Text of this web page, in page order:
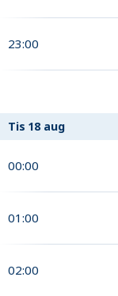
23:00
Tis 18 aug
00:00
01:00
02:00